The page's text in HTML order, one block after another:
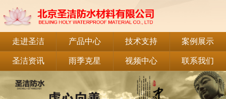
走进圣洁 产品中心 技术支持 案例展示
圣洁资讯 雨季克星 视频中心 联系我们